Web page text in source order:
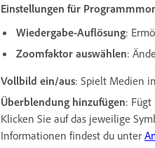
Einstellungen für
Wiedergabe-Auflösung:
Zoomfaktor auswählen:
Vollbild ein/aus: Spielt Medien
Überblendung hinzufügen:
Klicken Sie auf das jeweilige
Informationen findest du unter